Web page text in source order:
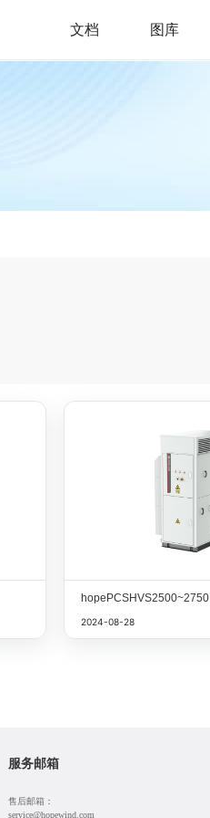
文档 图库
hopePCSHVS2500~2750
2024-08-28
服务邮箱
售后邮箱：
service@hopewind.com